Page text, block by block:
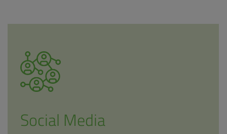
Social Media